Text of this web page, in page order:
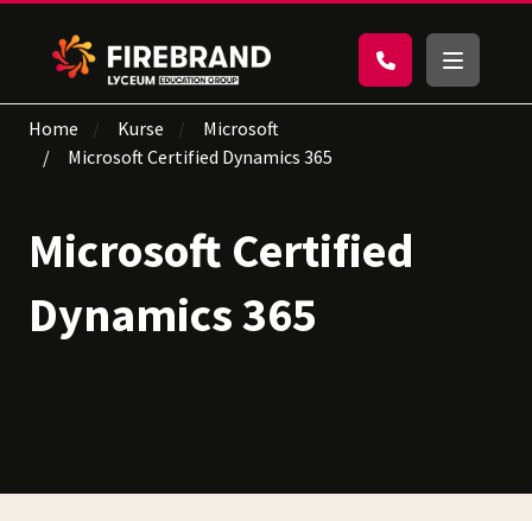
Home Kurse
Microsoft
Microsoft Certified Dynamics 365
Microsoft Certified
Dynamics 365